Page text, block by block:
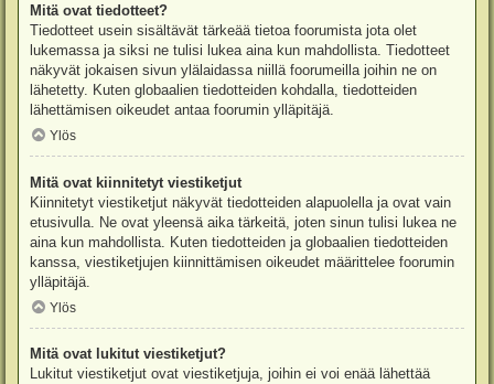
Mitä ovat tiedotteet?
Tiedotteet usein sisältävät tärkeää tietoa foorumista jota olet
lukemassa ja siksi ne tulisi lukea aina kun mahdollista. Tiedotteet
näkyvät jokaisen sivun ylälaidassa niillä foorumeilla joihin ne on
lähetetty. Kuten globaalien tiedotteiden kohdalla, tiedotteiden
lähettämisen oikeudet antaa foorumin ylläpitäjä.
Ylös
Mitä ovat kiinnitetyt viestiketjut
Kiinnitetyt viestiketjut näkyvät tiedotteiden alapuolella ja ovat vain
etusivulla. Ne ovat yleensä aika tärkeitä, joten sinun tulisi lukea ne
aina kun mahdollista. Kuten tiedotteiden ja globaalien tiedotteiden
kanssa, viestiketjujen kiinnittämisen oikeudet määrittelee foorumin
ylläpitäjä.
Ylös
Mitä ovat lukitut viestiketjut?
Lukitut viestiketjut ovat viestiketjuja, joihin ei voi enää lähettää